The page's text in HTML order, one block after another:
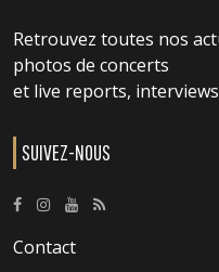
Retrouvez toutes nos
photos de concerts
et live reports,
SUIVEZ-NOUS
Contact